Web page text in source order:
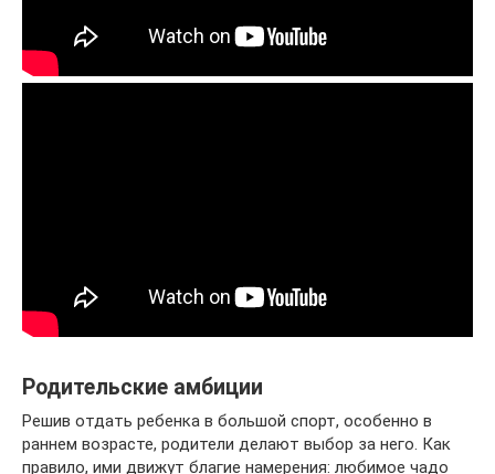
Родительские амбиции
Решив отдать ребенка в большой спорт, особенно в
раннем возрасте, родители делают выбор за него. Как
правило, ими движут благие намерения: любимое чадо